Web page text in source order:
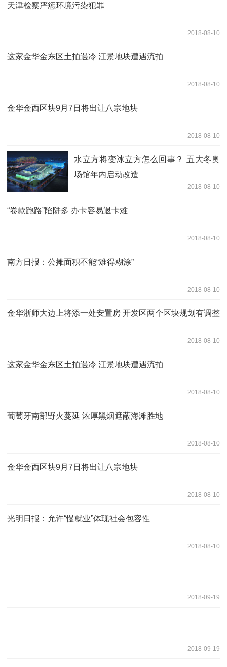
天津检察严惩环境污染犯罪
2018-08-10
这家金华金东区土拍遇冷 江景地块遭遇流拍
2018-08-10
金华金西区块9月7日将出让八宗地块
2018-08-10
水立方将变冰立方怎么回事？ 五大冬奥
场馆年内启动改造
2018-08-10
“卷款跑路”陷阱多 办卡容易退卡难
2018-08-10
南方日报：公摊面积不能“难得糊涂”
2018-08-10
金华浙师大边上将添一处安置房 开发区两个区块规划有调整
2018-08-10
这家金华金东区土拍遇冷 江景地块遭遇流拍
2018-08-10
葡萄牙南部野火蔓延 浓厚黑烟遮蔽海滩胜地
2018-08-10
金华金西区块9月7日将出让八宗地块
2018-08-10
光明日报：允许“慢就业”体现社会包容性
2018-08-10
2018-09-19
2018-09-19